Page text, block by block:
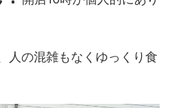
人の混雑もなくゆっくり食